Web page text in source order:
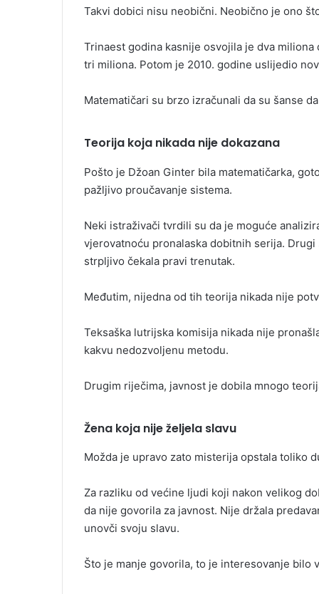
Takvi dobici nisu neobični. Neobično je ono
Trinaest godina kasnije osvojila je dva
tri miliona. Potom je 2010. godine uslijedio
Matematičari su brzo izračunali da su šanse
Teorija koja nikada nije dokazana
Pošto je Džoan Ginter bila matematičarka,
pažljivo proučavanje sistema.
Neki istraživači tvrdili su da je moguće
vjerovatnoću pronalaska dobitnih serija.
strpljivo čekala pravi trenutak.
Međutim, nijedna od tih teorija nikada nije
Teksaška lutrijska komisija nikada nije
kakvu nedozvoljenu metodu.
Drugim riječima, javnost je dobila mnogo
Žena koja nije željela slavu
Možda je upravo zato misterija opstala toliko
Za razliku od većine ljudi koji nakon velikog
da nije govorila za javnost. Nije držala
unovči svoju slavu.
Što je manje govorila, to je interesovanje bilo